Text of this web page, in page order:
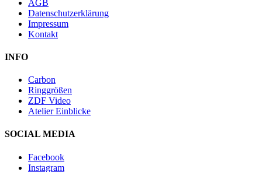
AGB
Datenschutzerklärung
Impressum
Kontakt
INFO
Carbon
Ringgrößen
ZDF Video
Atelier Einblicke
SOCIAL MEDIA
Facebook
Instagram